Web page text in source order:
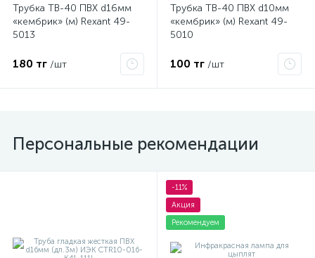
Трубка ТВ-40 ПВХ d16мм
«кембрик» (м) Rexant 49-
5013
180 тг /шт
Трубка ТВ-40 ПВХ d10мм
«кембрик» (м) Rexant 49-
5010
100 тг /шт
Персональные рекомендации
-11%
Акция
Рекомендуем